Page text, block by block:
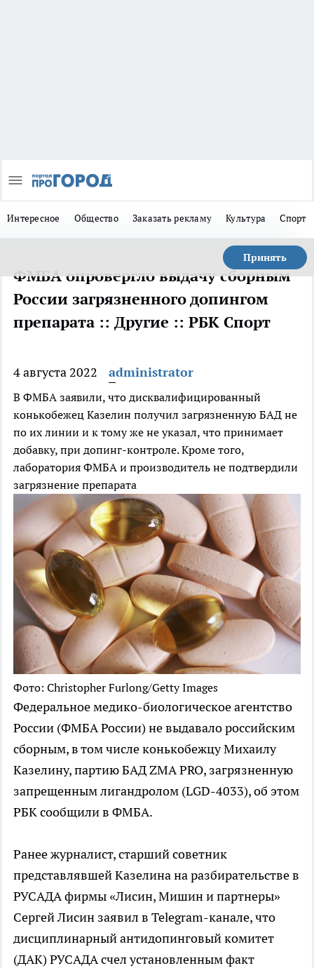
Интересное Общество Заказать рекламу Культура Спорт
Принять
ФМБА опровергло выдачу сборным
России загрязненного допингом
препарата :: Другие :: РБК Спорт
4 августа 2022 administrator
В ФМБА заявили, что дисквалифицированный
конькобежец Казелин получил загрязненную БАД не
по их линии и к тому же не указал, что принимает
добавку, при допинг-контроле. Кроме того,
лаборатория ФМБА и производитель не подтвердили
загрязнение препарата
Фото: Christopher Furlong/Getty Images
Федеральное медико-биологическое агентство
России (ФМБА России) не выдавало российским
сборным, в том числе конькобежцу Михаилу
Казелину, партию БАД ZMA PRO, загрязненную
запрещенным лигандролом (LGD-4033), об этом
РБК сообщили в ФМБА.
Ранее журналист, старший советник
представлявшей Казелина на разбирательстве в
РУСАДА фирмы «Лисин, Мишин и партнеры»
Сергей Лисин заявил в Telegram-канале, что
дисциплинарный антидопинговый комитет
(ДАК) РУСАДА счел установленным факт